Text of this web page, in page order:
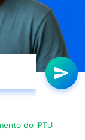
do IPTU